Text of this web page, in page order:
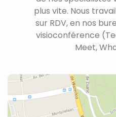
plus vite. Nous
sur RDV, en nos
visioconférence
Meet,